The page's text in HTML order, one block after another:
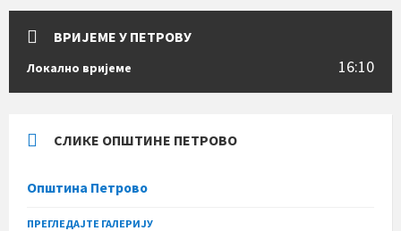
ВРИЈЕМЕ У ПЕТРОВУ
Локално вријеме 16:10
СЛИКЕ ОПШТИНЕ ПЕТРОВО
Општина Петрово
ПРЕГЛЕДАЈТЕ ГАЛЕРИЈУ